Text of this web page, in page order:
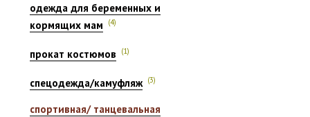
одежда для беременных и
кормящих мам
(4)
прокат костюмов (1)
спецодежда/камуфляж (3)
спортивная/ танцевальная